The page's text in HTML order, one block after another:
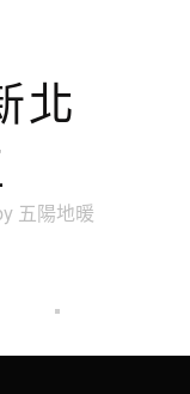
北
五陽地暖